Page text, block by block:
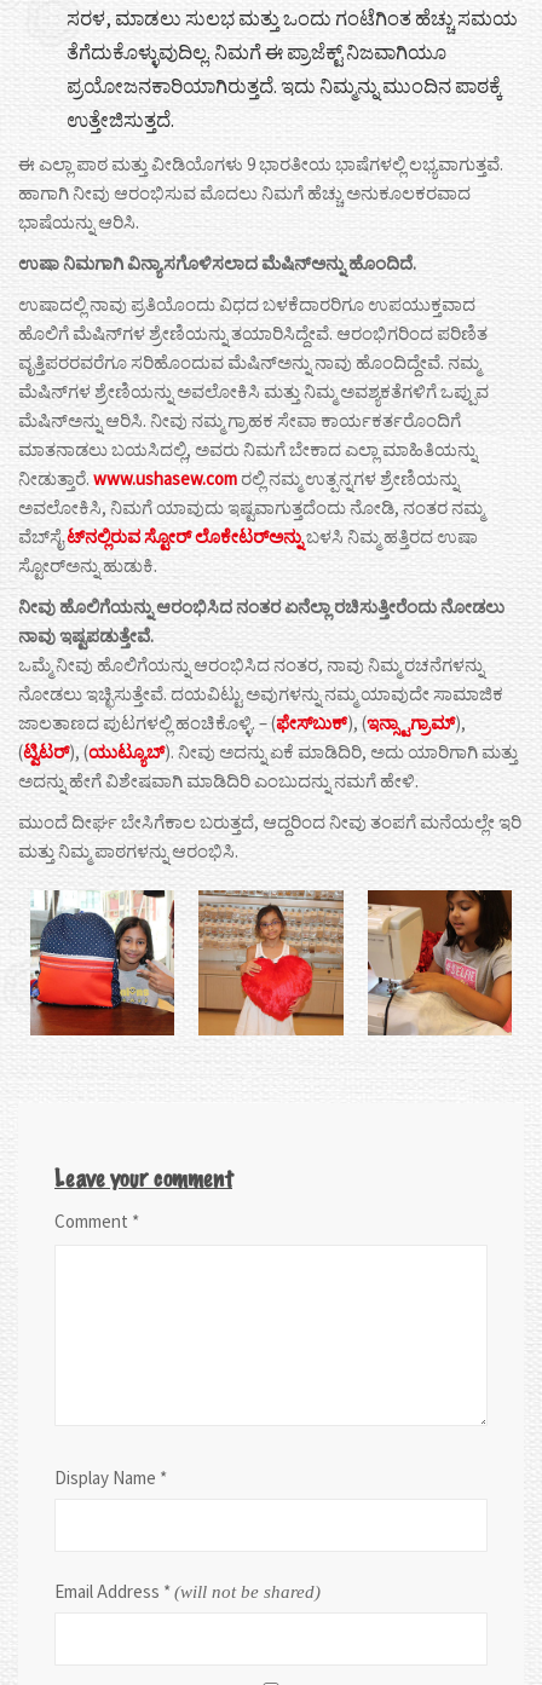
ಸರಳ, ಮಾಡಲು ಸುಲಭ ಮತ್ತು ಒಂದು ಗಂಟೆಗಿಂತ ಹೆಚ್ಚು ಸಮಯ
ತೆಗೆದುಕೊಳ್ಳುವುದಿಲ್ಲ. ನಿಮಗೆ ಈ ಪ್ರಾಜೆಕ್ಟ್ ನಿಜವಾಗಿಯೂ
ಪ್ರಯೋಜನಕಾರಿಯಾಗಿರುತ್ತದೆ. ಇದು ನಿಮ್ಮನ್ನು ಮುಂದಿನ ಪಾಠಕ್ಕೆ
ಉತ್ತೇಜಿಸುತ್ತದೆ.
ಈ ಎಲ್ಲಾ ಪಾಠ ಮತ್ತು ವೀಡಿಯೊಗಳು 9 ಭಾರತೀಯ ಭಾಷೆಗಳಲ್ಲಿ ಲಭ್ಯವಾಗುತ್ತವೆ.
ಹಾಗಾಗಿ ನೀವು ಆರಂಭಿಸುವ ಮೊದಲು ನಿಮಗೆ ಹೆಚ್ಚು ಅನುಕೂಲಕರವಾದ
ಭಾಷೆಯನ್ನು ಆರಿಸಿ.
ಉಷಾನಿಮಗಾಗಿವಿನ್ಯಾಸಗೊಳಿಸಲಾದ ಮೆಷಿನ್ಅನ್ನು ಹೊಂದಿದೆ.
ಉಷಾದಲ್ಲಿ ನಾವು ಪ್ರತಿಯೊಂದು ವಿಧದ ಬಳಕೆದಾರರಿಗೂ ಉಪಯುಕ್ತವಾದ
ಹೊಲಿಗೆ ಮೆಷಿನ್‌ಗಳ ಶ್ರೇಣಿಯನ್ನು ತಯಾರಿಸಿದ್ದೇವೆ. ಆರಂಭಿಗರಿಂದ ಪರಿಣಿತ
ವೃತ್ತಿಪರರವರೆಗೂ ಸರಿಹೊಂದುವ ಮೆಷಿನ್ಅನ್ನು ನಾವು ಹೊಂದಿದ್ದೇವೆ. ನಮ್ಮ
ಮೆಷಿನ್‌ಗಳ ಶ್ರೇಣಿಯನ್ನು ಅವಲೋಕಿಸಿ ಮತ್ತು ನಿಮ್ಮ ಅವಶ್ಯಕತೆಗಳಿಗೆ ಒಪ್ಪುವ
ಮೆಷಿನ್ಅನ್ನು ಆರಿಸಿ. ನೀವು ನಮ್ಮ ಗ್ರಾಹಕ ಸೇವಾ ಕಾರ್ಯಕರ್ತರೊಂದಿಗೆ
ಮಾತನಾಡಲು ಬಯಸಿದಲ್ಲಿ, ಅವರು ನಿಮಗೆ ಬೇಕಾದ ಎಲ್ಲಾ ಮಾಹಿತಿಯನ್ನು
ನೀಡುತ್ತಾರೆ. www.ushasew.comರಲ್ಲಿ ನಮ್ಮ ಉತ್ಪನ್ನಗಳ ಶ್ರೇಣಿಯನ್ನು
ಅವಲೋಕಿಸಿ, ನಿಮಗೆ ಯಾವುದು ಇಷ್ಟವಾಗುತ್ತದೆಂದು ನೋಡಿ, ನಂತರ ನಮ್ಮ
ವೆಬ್‌ಸೈಟ್‌ನಲ್ಲಿರುವ ಸ್ಟೋರ್ ಲೊಕೇಟರ್‌ಅನ್ನುಬಳಸಿ ನಿಮ್ಮ ಹತ್ತಿರದ ಉಷಾ
ಸ್ಟೋರ್‌ಅನ್ನು ಹುಡುಕಿ.
ನೀವು ಹೊಲಿಗೆಯನ್ನುಆರಂಭಿಸಿದನಂತರಏನೆಲ್ಲಾರಚಿಸುತ್ತೀರೆಂದುನೋಡಲು
ನಾವುಇಷ್ಟಪಡುತ್ತೇವೆ.
ಒಮ್ಮೆ ನೀವು ಹೊಲಿಗೆಯನ್ನು ಆರಂಭಿಸಿದ ನಂತರ, ನಾವು ನಿಮ್ಮ ರಚನೆಗಳನ್ನು
ನೋಡಲು ಇಚ್ಛಿಸುತ್ತೇವೆ. ದಯವಿಟ್ಟು ಅವುಗಳನ್ನು ನಮ್ಮ ಯಾವುದೇ ಸಾಮಾಜಿಕ
ಜಾಲತಾಣದ ಪುಟಗಳಲ್ಲಿ ಹಂಚಿಕೊಳ್ಳಿ. – (ಫೇಸ್ಬುಕ್), (ಇನ್ಸ್ಟಾಗ್ರಾಮ್),
(ಟ್ವಿಟರ್), (ಯುಟ್ಯೂಬ್). ನೀವು ಅದನ್ನು ಏಕೆ ಮಾಡಿದಿರಿ, ಅದು ಯಾರಿಗಾಗಿ ಮತ್ತು
ಅದನ್ನು ಹೇಗೆ ವಿಶೇಷವಾಗಿ ಮಾಡಿದಿರಿ ಎಂಬುದನ್ನು ನಮಗೆ ಹೇಳಿ.
ಮುಂದೆ ದೀರ್ಘ ಬೇಸಿಗೆಕಾಲ ಬರುತ್ತದೆ, ಆದ್ದರಿಂದ ನೀವು ತಂಪಗೆ ಮನೆಯಲ್ಲೇ ಇರಿ
ಮತ್ತು ನಿಮ್ಮ ಪಾಠಗಳನ್ನು ಆರಂಭಿಸಿ.
Leave your comment
Comment *
Display Name *
Email Address *(will not be shared)